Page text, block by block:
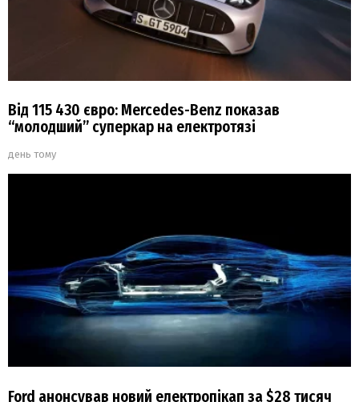
Від 115 430 євро: Mercedes-Benz показав
“молодший” суперкар на електротязі
день тому
Ford анонсував новий електропікап за $28 тисяч